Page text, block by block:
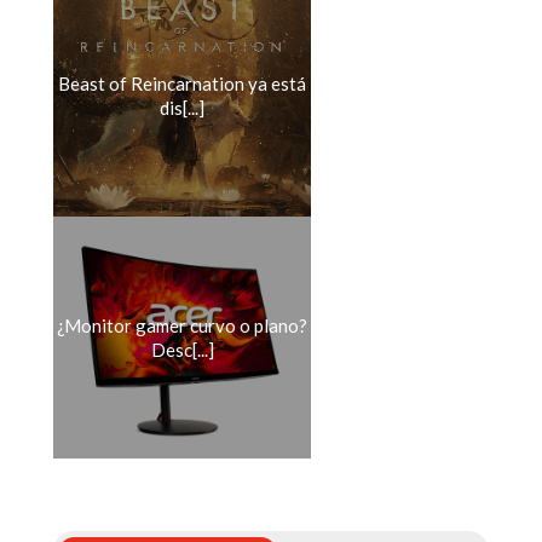
Beast of Reincarnation ya está
dis[...]
¿Monitor gamer curvo o plano?
Desc[...]